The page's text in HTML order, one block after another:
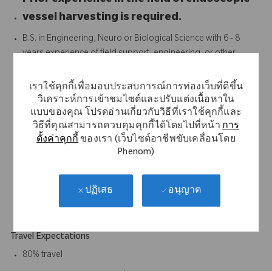
เราใช้คุกกี้เพื่อมอบประสบการณ์การท่องเว็บที่ดีขึ้น
วิเคราะห์การเข้าชมไซต์และปรับแต่งเนื้อหาใน
แบบของคุณ โปรดอ่านเกี่ยวกับวิธีที่เราใช้คุกกี้และ
วิธีที่คุณสามารถควบคุมคุกกี้ได้โดยไปที่หน้าการ
ตั้งค่าคุกกี้ของเรา (เว็บไซต์อาชีพขับเคลื่อนโดย
Phenom)
ปฏิเสธ อนุญาต
vessel harvesting is required.
B.S. in Engineering, Neuro or Biological Science with 6 - 8
years experience of field support, engineering, or other
preferred. Equivalent years of experience and education will
be considered.
Proven track record of achieving strong results
Strong interpersonal and communication skills
Strong presentation and demonstration skills
3 years of clinical work experience required.
Travel Expectations
80% travel